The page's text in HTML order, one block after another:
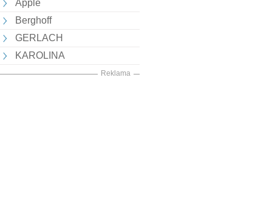
Apple
Berghoff
GERLACH
KAROLINA
Reklama